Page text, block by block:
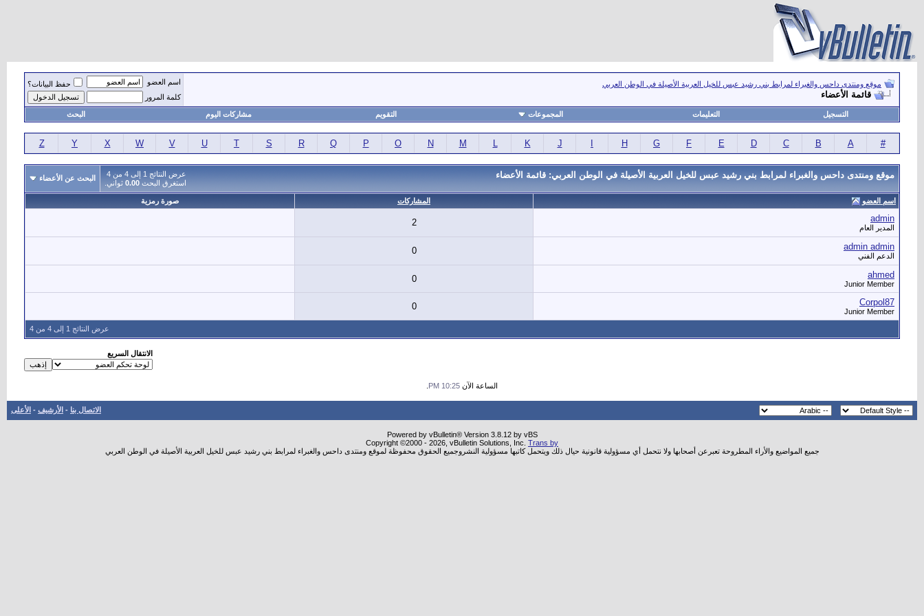
موقع ومنتدى داحس والغبراء لمرابط بني رشيد عبس للخيل العربية الأصيلة في الوطن العربي
قائمة الأعضاء
اسم العضو
حفظ البيانات؟
كلمة المرور
التسجيل التعليمات المجموعات التقويم مشاركات اليوم البحث
#
A
B
C
D
E
F
G
H
J
K
L
M
N
O
P
Q
R
S
T
U
V
W
X
Y
Z
عرض النتائج 1 إلى 4 من 4
استغرق البحث 0.00 ثواني.
موقع ومنتدى داحس والغبراء لمرابط بني رشيد عبس للخيل العربية الأصيلة في الوطن العربي: قائمة الأعضاء البحث عن الأعضاء
اسم العضو المشاركات صورة رمزية
admin
المدير العام 2
admin admin
الدعم الفني 0
ahmed
Junior Member
0
Corpol87
Junior Member
0
عرض النتائج 1 إلى 4 من 4
الانتقال السريع
الساعة الآن 10:25 PM
الاتصال بنا - الأرشيف - الأعلى
Powered by vBulletin® Version 3.8.12 by vBS
Copyright ©2000 - 2026, vBulletin Solutions, Inc. Trans by
جميع المواضيع والأراء المطروحة تعبرعن أصحابها ولا نتحمل أي مسؤولية قانونية حيال ذلك ويتحمل كاتبها مسؤولية النشروجميع الحقوق محفوظة لموقع ومنتدى داحس والغبراء لمرابط بني رشيد عبس للخيل العربية الأصيلة في الوطن العربي